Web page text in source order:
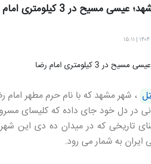
در 3 کیلومتری امام رضا
، شهر مشهد که با نام حرم مطهر
در دل خود جای داده که کلیسای
تاریخی که در میدان ده دی این شهر
به شمار می رود.
هتل بشری مشهد